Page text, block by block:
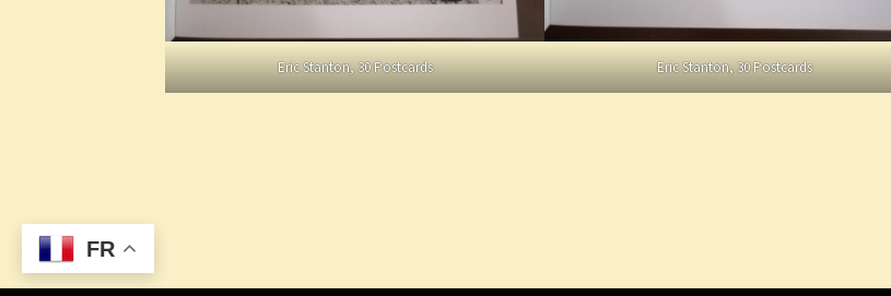
Eric Stanton, 30 Postcards Eric Stanton, 30 Postcards
FR